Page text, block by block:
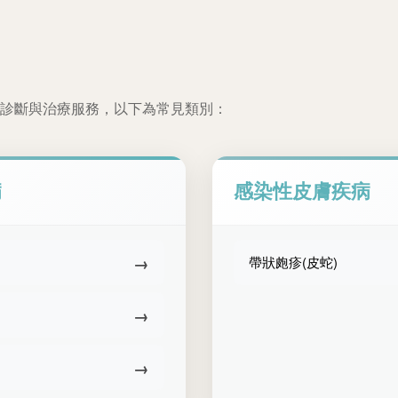
斷與治療服務，以下為常見類別：
→
→
→
感染性皮膚疾病
帶狀皰疹(皮蛇)